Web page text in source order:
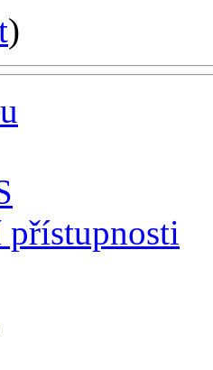
)
přístupnosti